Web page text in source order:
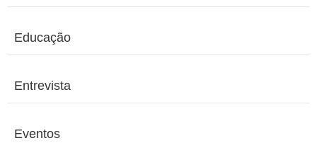
Educação
Entrevista
Eventos